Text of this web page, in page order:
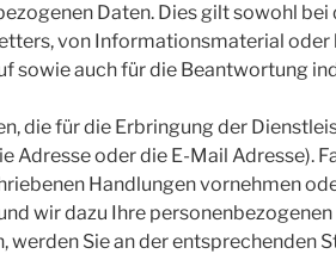
Daten. Dies gilt sowohl bei
von Informationsmaterial oder
sowie auch für die Beantwortung
die für die Erbringung der
Adresse oder die E-Mail Adresse).
Handlungen vornehmen
wir dazu Ihre
werden Sie an der entsprechenden